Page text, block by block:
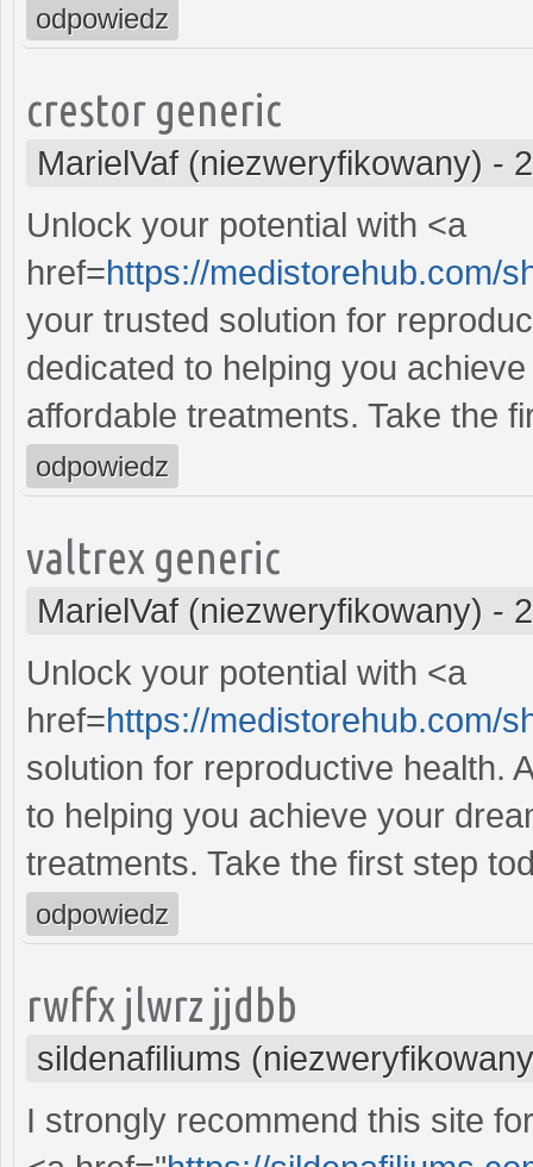
odpowiedz
crestor generic
MarielVaf (niezweryfikowany) -
Unlock your potential with <a
href=https://medistorehub.com/
your trusted solution for
dedicated to helping you
affordable treatments. Take the
odpowiedz
valtrex generic
MarielVaf (niezweryfikowany) -
Unlock your potential with <a
href=https://medistorehub.com/
solution for reproductive health.
to helping you achieve your
treatments. Take the first step
odpowiedz
rwffx jlwrz jjdbb
sildenafiliums
I strongly recommend this site